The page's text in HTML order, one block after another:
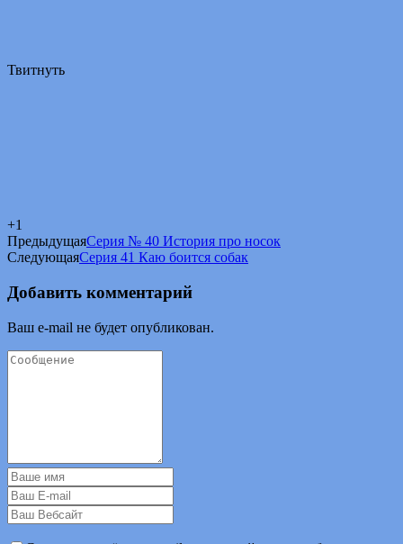
Твитнуть
+1
ПредыдущаяСерия № 40 История про носок
СледующаяСерия 41 Каю боится собак
Добавить комментарий
Ваш e-mail не будет опубликован.